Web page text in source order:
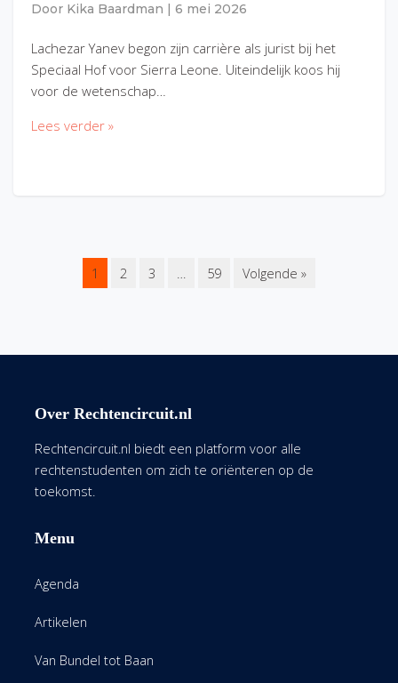
Door Kika Baardman 6 mei 2026
Lachezar Yanev begon zijn carrière als jurist bij het
Speciaal Hof voor Sierra Leone. Uiteindelijk koos hij
voor de wetenschap…
Lees verder »
1 2 3 … 59 Volgende »
Over Rechtencircuit.nl
Rechtencircuit.nl biedt een platform voor alle
rechtenstudenten om zich te oriënteren op de
toekomst.
Menu
Agenda
Artikelen
Van Bundel tot Baan